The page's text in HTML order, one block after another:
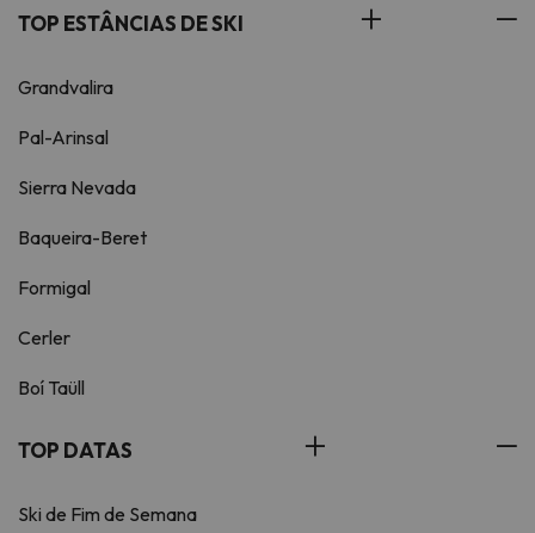
TOP ESTÂNCIAS DE SKI
Grandvalira
Pal-Arinsal
Sierra Nevada
Baqueira-Beret
Formigal
Cerler
Boí Taüll
TOP DATAS
Ski de Fim de Semana